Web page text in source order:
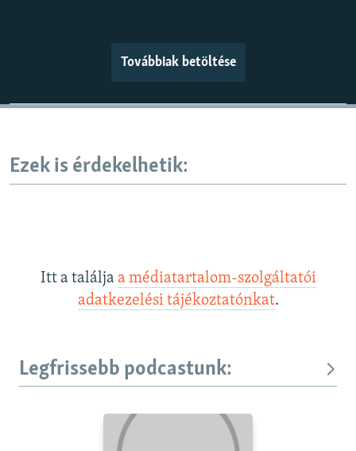
Továbbiak betöltése
Ezek is érdekelhetik:
Itt a találja a médiatartalom-szolgáltatói
adatkezelési tájékoztatónkat.
Legfrissebb podcastunk: